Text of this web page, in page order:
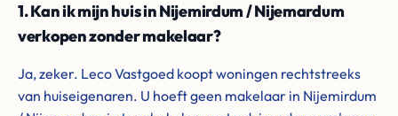
1. Kan ik mijn huis in Nijemirdum / Nijemardum
verkopen zonder makelaar?
Ja, zeker. Leco Vastgoed koopt woningen rechtstreeks
van huiseigenaren. U hoeft geen makelaar in Nijemirdum